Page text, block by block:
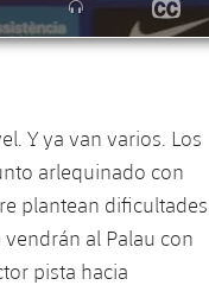
Y ya van varios. Los
arlequinado con
plantean dificultades
al Palau con
pista hacia